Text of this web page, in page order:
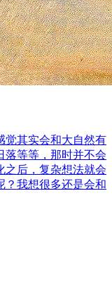
觉其实会和大自然有
落等等，那时并不会
之后，复杂想法就会
？我想很多还是会和